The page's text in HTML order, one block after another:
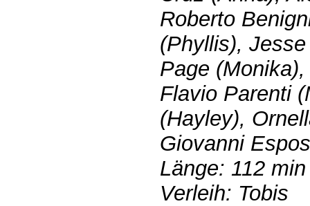
Roberto
(Phyllis),
Page
Flavio Parenti
(Hayley),
Giovanni
Länge: 112 min
Verleih: Tobis